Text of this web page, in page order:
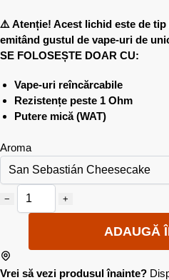
⚠️ Atenție! Acest lichid este de
emitând gustul de vape-uri de
SE FOLOSEȘTE DOAR CU:
Vape-uri reîncărcabile
Rezistențe peste 1 Ohm
Putere mică (WAT)
Aroma
− +
ADAUGĂ
Vrei să vezi produsul înainte?